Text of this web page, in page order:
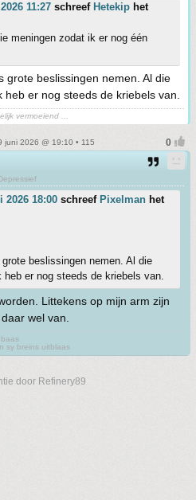
11:27 schreef Hetekip het
meningen zodat ik er nog één
grote beslissingen nemen. Al die
er nog steeds de kriebels van.
vermoeiend ...
juni 2026 @ 19:10 • 115
2026 18:00 schreef Pixelman het
beslissingen nemen. Al die
er nog steeds de kriebels van.
Littekens op mijn arm zijn
wel van.
sy breins uitblaas
door Refinery89